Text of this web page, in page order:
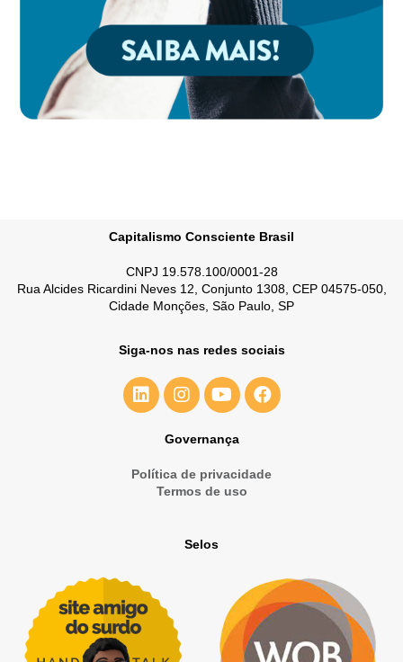
Capitalismo Consciente Brasil
CNPJ 19.578.100/0001-28
Rua Alcides Ricardini Neves 12, Conjunto 1308, CEP 04575-050,
Cidade Monções, São Paulo, SP
Siga-nos nas redes sociais
Governança
Política de privacidade
Termos de uso
Selos